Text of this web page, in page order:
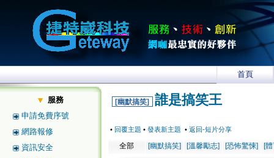
首頁
服務
申請免費序號
網路報修
資訊安全
[幽默搞笑] 誰是搞笑王
• 回覆主題 • 發表新主題 • 返回-短片分享
全部 [幽默搞笑] [溫馨勵志] [恐怖驚悚] [